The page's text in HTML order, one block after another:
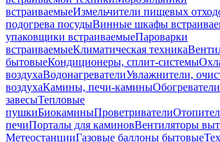
встраиваемыеИзмельчители пищевых
подогрева посудыВинные шкафы
упаковщики встраиваемыеПароварки
встраиваемыеКлиматическая техника
бытовыеКондиционеры, сплит-системы
воздухаВодонагревателиУвлажнители,
воздухаКамины, печи-каминыОбогреватели
завесыТепловые
пушкиБиокаминыПроветриватели
печиПорталы для каминовВентиляторы
МетеостанцииГазовые баллоны бытовые